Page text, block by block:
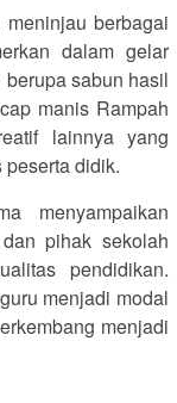
berbagai
dalam gelar
berupa sabun hasil
manis Rampah
lainnya yang
didik.
menyampaikan
pihak sekolah
pendidikan.
menjadi modal
menjadi